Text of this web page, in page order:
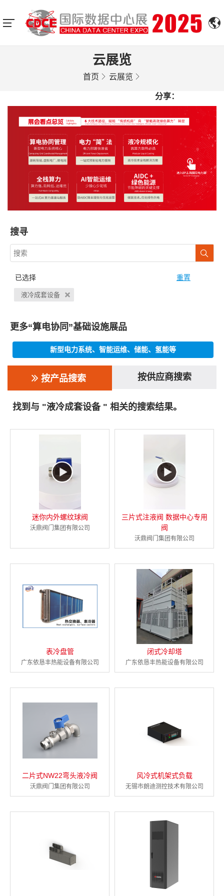
云展览
首页 云展览
分享：
搜寻
已选择 重置
液冷成套设备
更多“算电协同”基础设施展品
新型电力系统、智能运维、储能、氢能等
按产品搜索 按供应商搜索
找到与 "液冷成套设备 " 相关的搜索结果。
迷你内外螺纹球阀
沃鼎阀门集团有限公司
三片式注液阀 数据中心专用
阀
沃鼎阀门集团有限公司
表冷盘管
广东依恳丰热能设备有限公司
闭式冷却塔
广东依恳丰热能设备有限公司
二片式NW22弯头液冷阀
沃鼎阀门集团有限公司
风冷式机架式负载
无锡市朗迪测控技术有限公司